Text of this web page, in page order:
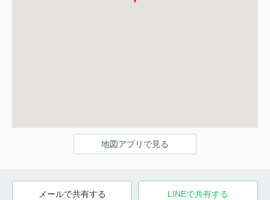
地図アプリで見る
メールで共有する LINEで共有する